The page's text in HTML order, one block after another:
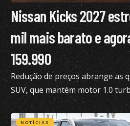
Nissan Kicks 2027
mil mais barato e
159.990
Redução de preços abrange as
SUV, que mantém motor 1.0
de dupla embreagem
NOTÍCIAS